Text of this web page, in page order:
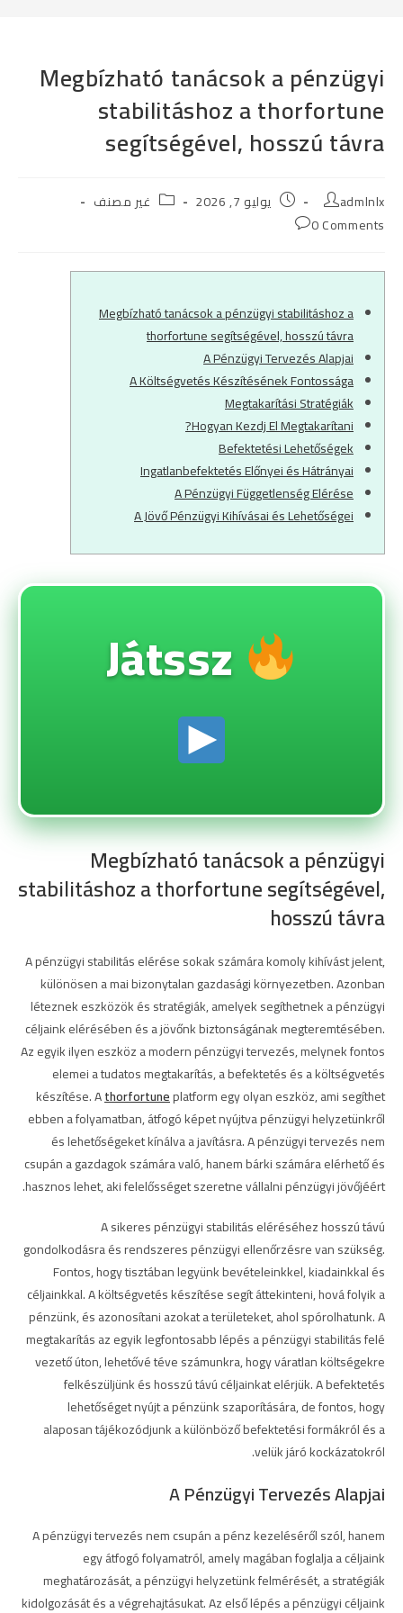
Megbízható tanácsok a pénzügyi
stabilitáshoz a thorfortune
segítségével, hosszú távra
Post
author:
admlnlx
Post
published:
يوليو 7, 2026 Post
category:
غير مصنف
Post
0 Comments
Megbízható tanácsok a pénzügyi stabilitáshoz a
thorfortune segítségével, hosszú távra
A Pénzügyi Tervezés Alapjai
A Költségvetés Készítésének Fontossága
Megtakarítási Stratégiák
Hogyan Kezdj El Megtakarítani?
Befektetési Lehetőségek
Ingatlanbefektetés Előnyei és Hátrányai
A Pénzügyi Függetlenség Elérése
A Jövő Pénzügyi Kihívásai és Lehetőségei
Megbízható tanácsok a pénzügyi
stabilitáshoz a thorfortune segítségével,
hosszú távra
A pénzügyi stabilitás elérése sokak számára komoly kihívást jelent,
különösen a mai bizonytalan gazdasági környezetben. Azonban
léteznek eszközök és stratégiák, amelyek segíthetnek a pénzügyi
céljaink elérésében és a jövőnk biztonságának megteremtésében.
Az egyik ilyen eszköz a modern pénzügyi tervezés, melynek fontos
elemei a tudatos megtakarítás, a befektetés és a költségvetés
készítése. Athorfortuneplatform egy olyan eszköz, ami segíthet
ebben a folyamatban, átfogó képet nyújtva pénzügyi helyzetünkről
és lehetőségeket kínálva a javításra. A pénzügyi tervezés nem
csupán a gazdagok számára való, hanem bárki számára elérhető és
hasznos lehet, aki felelősséget szeretne vállalni pénzügyi jövőjéért.
A sikeres pénzügyi stabilitás eléréséhez hosszú távú
gondolkodásra és rendszeres pénzügyi ellenőrzésre van szükség.
Fontos, hogy tisztában legyünk bevételeinkkel, kiadainkkal és
céljainkkal. A költségvetés készítése segít áttekinteni, hová folyik a
pénzünk, és azonosítani azokat a területeket, ahol spórolhatunk. A
megtakarítás az egyik legfontosabb lépés a pénzügyi stabilitás felé
vezető úton, lehetővé téve számunkra, hogy váratlan költségekre
felkészüljünk és hosszú távú céljainkat elérjük. A befektetés
lehetőséget nyújt a pénzünk szaporítására, de fontos, hogy
alaposan tájékozódjunk a különböző befektetési formákról és a
velük járó kockázatokról.
A Pénzügyi Tervezés Alapjai
A pénzügyi tervezés nem csupán a pénz kezeléséről szól, hanem
egy átfogó folyamatról, amely magában foglalja a céljaink
meghatározását, a pénzügyi helyzetünk felmérését, a stratégiák
kidolgozását és a végrehajtásukat. Az első lépés a pénzügyi céljaink